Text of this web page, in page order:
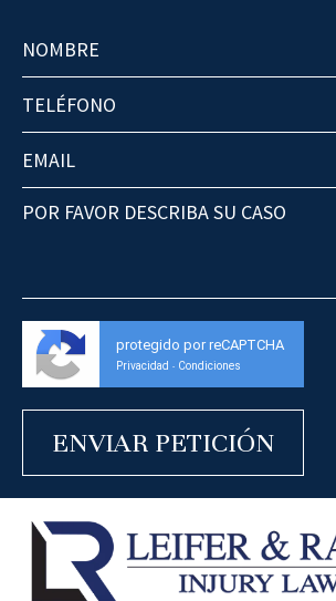
protegido por reCAPTCHA
Privacidad - Condiciones